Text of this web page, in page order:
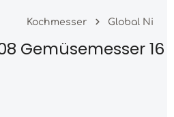
Kochmesser Global Ni
Gemüsemesser 16